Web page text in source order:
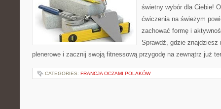
świetny wybór dla Ciebie!
ćwiczenia na świeżym
zachować formę i
Sprawdź, gdzie znajdziesz
plenerowe i zacznij swoją fitnessową przygodę na zewnątrz już
CATEGORIES: FRANCJA OCZAMI POLAKÓW